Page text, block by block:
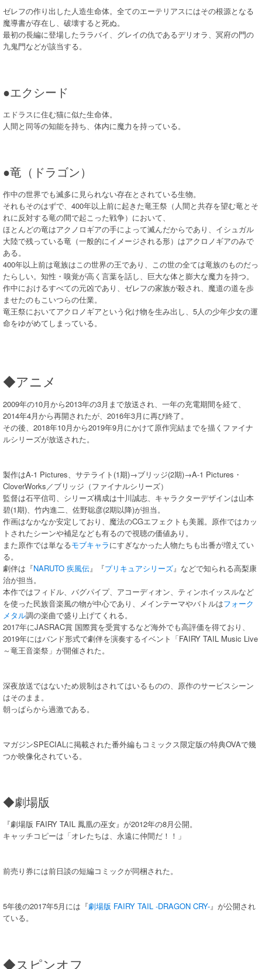
ゼレフの作り出した人造生命体。全てのエーテリアスにはその根源となる
魔導書が存在し、破壊すると死ぬ。
最初の長編に登場したララバイ、グレイの仇であるデリオラ、冥府の門の
九鬼門などが該当する。
●エクシード
エドラスに住む猫に似た生命体。
人間と同等の知能を持ち、体内に魔力を持っている。
●竜（ドラゴン）
作中の世界でも滅多に見られない存在とされている生物。
それもそのはずで、400年以上前に起きた竜王祭（人間と共存を望む竜とそ
れに反対する竜の間で起こった戦争）において、
ほとんどの竜はアクノロギアの手によって滅んだからであり、イシュガル
大陸で残っている竜（一般的にイメージされる形）はアクロノギアのみで
ある。
400年以上前は竜族はこの世界の王であり、この世の全ては竜族のものだっ
たらしい。知性・嗅覚が高く言葉を話し、巨大な体と膨大な魔力を持つ。
作中におけるすべての元凶であり、ゼレフの家族が殺され、魔道の道を歩
ませたのもこいつらの仕業。
竜王祭においてアクロノギアという化け物を生み出し、5人の少年少女の運
命をゆがめてしまっている。
◆アニメ
2009年の10月から2013年の3月まで放送され、一年の充電期間を経て、
2014年4月から再開されたが、2016年3月に再び終了。
その後、2018年10月から2019年9月にかけて原作完結までを描くファイナ
ルシリーズが放送された。
製作はA-1 Pictures、サテライト(1期)→ブリッジ(2期)→A-1 Pictures・
CloverWorks／ブリッジ（ファイナルシリーズ）
監督は石平信司、シリーズ構成は十川誠志、キャラクターデザインは山本
碧(1期)、竹内進二、佐野聡彦(2期以降)が担当。
作画はなかなか安定しており、魔法のCGエフェクトも美麗。原作ではカッ
トされたシーンや補足なども有るので視聴の価値あり。
また原作では単なるモブキャラにすぎなかった人物たちも出番が増えてい
る。
劇伴は『NARUTO 疾風伝』『プリキュアシリーズ』などで知られる高梨康
治が担当。
本作ではフィドル、バグパイプ、アコーディオン、ティンホイッスルなど
を使った民族音楽風の物が中心であり、メインテーマやバトルはフォーク
メタル調の楽曲で盛り上げてくれる。
2017年にJASRAC賞 国際賞を受賞するなど海外でも高評価を得ており、
2019年にはバンド形式で劇伴を演奏するイベント「FAIRY TAIL Music Live
～竜王音楽祭」が開催された。
深夜放送ではないため規制はされてはいるものの、原作のサービスシーン
はそのまま。
朝っぱらから過激である。
マガジンSPECIALに掲載された番外編もコミックス限定版の特典OVAで幾
つか映像化されている。
◆劇場版
『劇場版 FAIRY TAIL 鳳凰の巫女』が2012年の8月公開。
キャッチコピーは「オレたちは、永遠に仲間だ！！」
前売り券には前日談の短編コミックが同梱された。
5年後の2017年5月には『劇場版 FAIRY TAIL -DRAGON CRY-』が公開され
ている。
◆スピンオフ